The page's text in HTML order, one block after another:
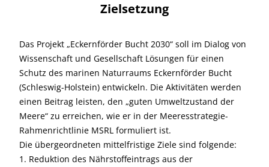
Zielsetzung
Das Projekt „Eckernförder Bucht 2030“ soll im Dialog von
Wissenschaft und Gesellschaft Lösungen für einen
Schutz des marinen Naturraums Eckernförder Bucht
(Schleswig-Holstein) entwickeln. Die Aktivitäten werden
einen Beitrag leisten, den „guten Umweltzustand der
Meere“ zu erreichen, wie er in der Meeresstrategie-
Rahmenrichtlinie MSRL formuliert ist.
Die übergeordneten mittelfristige Ziele sind folgende:
1. Reduktion des Nährstoffeintrags aus der